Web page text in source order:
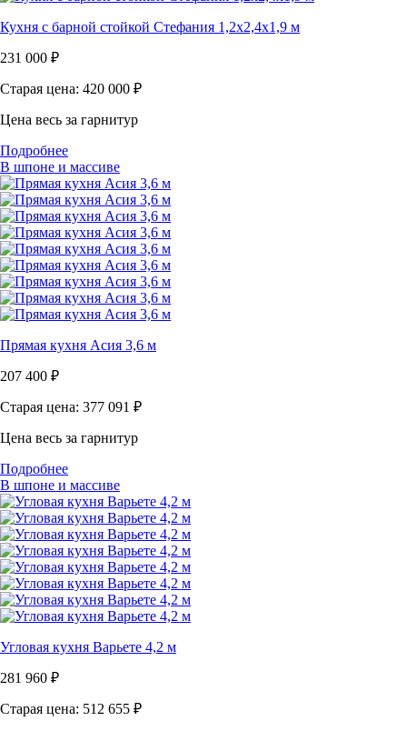
Кухня с барной стойкой Стефания 1,2х2,4х1,9 м
231 000 ₽
Старая цена: 420 000 ₽
Цена весь за гарнитур
Подробнее
В шпоне и массиве
Прямая кухня Асия 3,6 м
207 400 ₽
Старая цена: 377 091 ₽
Цена весь за гарнитур
Подробнее
В шпоне и массиве
Угловая кухня Варьете 4,2 м
281 960 ₽
Старая цена: 512 655 ₽